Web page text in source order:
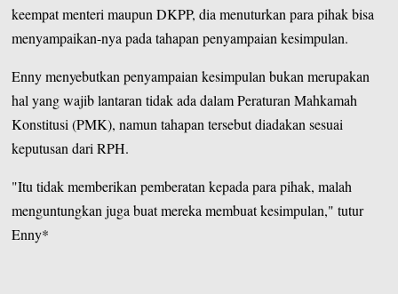
keempat menteri maupun DKPP, dia menuturkan para pihak bisa
menyampaikan-nya pada tahapan penyampaian kesimpulan.
Enny menyebutkan penyampaian kesimpulan bukan merupakan
hal yang wajib lantaran tidak ada dalam Peraturan Mahkamah
Konstitusi (PMK), namun tahapan tersebut diadakan sesuai
keputusan dari RPH.
"Itu tidak memberikan pemberatan kepada para pihak, malah
menguntungkan juga buat mereka membuat kesimpulan," tutur
Enny*